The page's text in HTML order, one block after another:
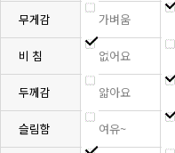
무게감 가벼움
비 침 없어요
두께감 얇아요
슬림함 여유~